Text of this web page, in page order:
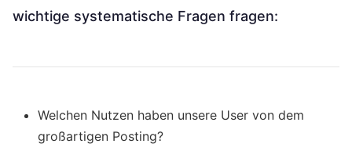
wichtige systematische Fragen fragen:
Welchen Nutzen haben unsere User von dem
großartigen Posting?